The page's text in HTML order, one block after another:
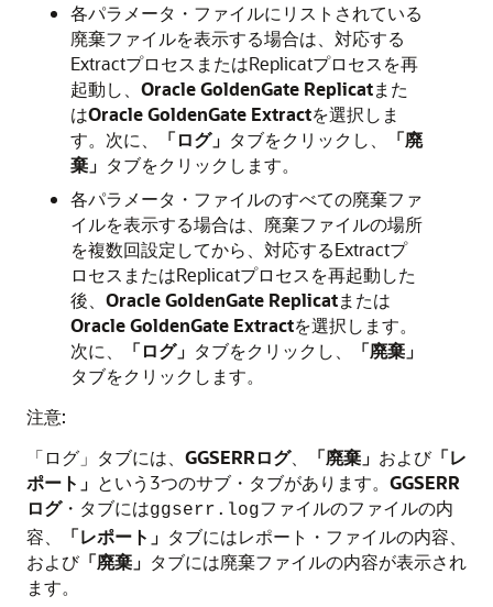
各パラメータ・ファイルにリストされている
廃棄ファイルを表示する場合は、対応する
ExtractプロセスまたはReplicatプロセスを再
起動し、 Oracle GoldenGate Replicatまた
はOracle GoldenGate Extractを選択しま
す。次に、
「ログ」 タブをクリックし、
「廃
棄」 タブをクリックします。
各パラメータ・ファイルのすべての廃棄ファ
イルを表示する場合は、廃棄ファイルの場所
を複数回設定してから、対応するExtractプ
ロセスまたはReplicatプロセスを再起動した
後、 Oracle GoldenGate Replicatまたは
Oracle GoldenGate Extractを選択します。
次に、
「ログ」 タブをクリックし、
「廃棄」
タブをクリックします。
注意:
「ログ」タブには、 GGSERRログ、 「廃棄」 および「レ
ポート」 という3つのサブ・タブがあります。 GGSERR
ログ・タブにはggserr.logファイルのファイルの内
容、
「レポート」 タブにはレポート・ファイルの内容、
および「廃棄」 タブには廃棄ファイルの内容が表示され
ます。